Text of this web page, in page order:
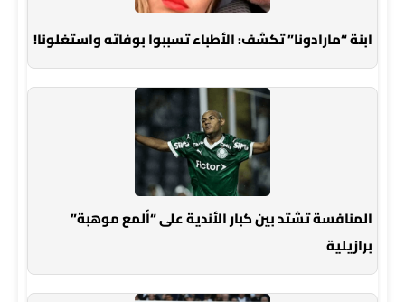
ابنة “مارادونا” تكشف: الأطباء تسببوا بوفاته واستغلونا!
المنافسة تشتد بين كبار الأندية على “ألمع موهبة”
برازيلية